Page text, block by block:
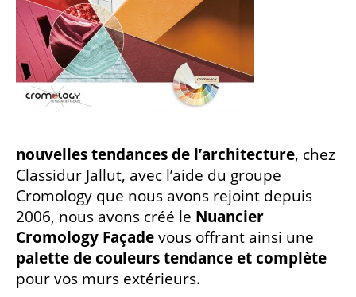
nouvelles tendances de l’architecture, chez
Classidur Jallut, avec l’aide du groupe
Cromology que nous avons rejoint depuis
2006, nous avons créé le Nuancier
Cromology Façadevous offrant ainsi une
palette de couleurs tendance et complète
pour vos murs extérieurs.